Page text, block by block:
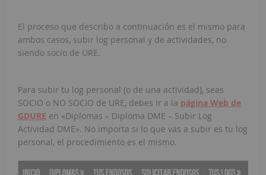
El proceso que describo a continuación es el mismo para
ambos casos, subir log personal y de actividades, no
siendo socio de URE.
Para subir tu log personal (o de una actividad), seas
SOCIO o NO SOCIO de URE, debes ir a la página Web de
GDURE en «Diplomas – Diploma DME – Subir Log
Actividad DME». No importa si lo que vas a subir es tu log
personal, el procedimiento es el mismo.